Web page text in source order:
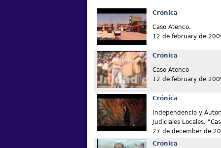
Crónica
Caso Atenco.
12 de february de
Crónica
Caso Atenco
12 de february de
Crónica
Independencia y
Judiciales Locales.
27 de december de
Crónica